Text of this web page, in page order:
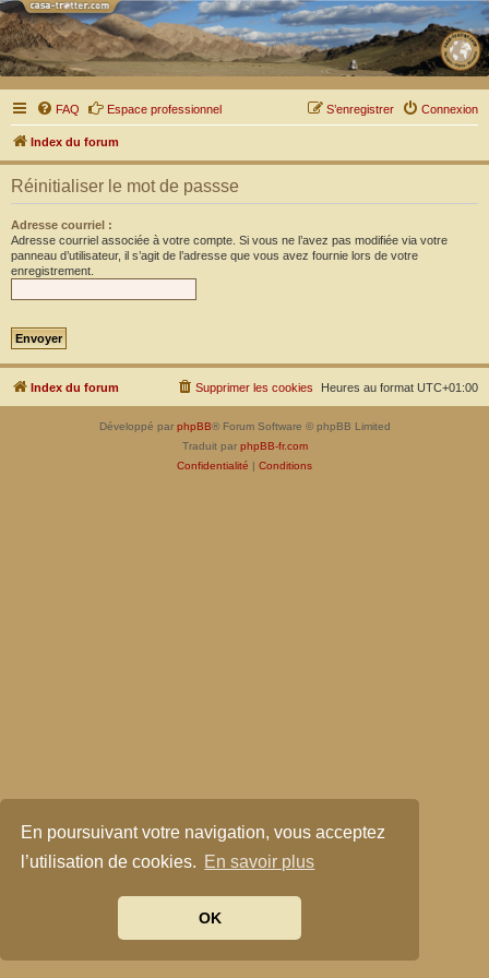
En poursuivant votre navigation, vous acceptez
l’utilisation de cookies. En savoir plus
OK
FAQ Espace professionnel Connexion
S’enregistrer
Index du forum
Réinitialiser le mot de passse
Adresse courriel :
Adresse courriel associée à votre compte. Si vous ne l’avez pas modifiée via votre
panneau d’utilisateur, il s’agit de l’adresse que vous avez fournie lors de votre
enregistrement.
Index du forum Heures au format UTC+01:00
Supprimer les cookies
Développé par phpBB® Forum Software © phpBB Limited
Traduit par phpBB-fr.com
Confidentialité | Conditions